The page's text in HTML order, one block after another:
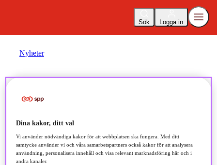
Sök Logga in
Nyheter
Aktiemarknaden på all-time-
high
Dina kakor, ditt val
Vi använder nödvändiga kakor för att webbplatsen ska fungera. Med ditt
samtycke använder vi och våra samarbetspartners också kakor för att analysera
användning, personalisera innehåll och visa relevant marknadsföring här och i
andra kanaler.